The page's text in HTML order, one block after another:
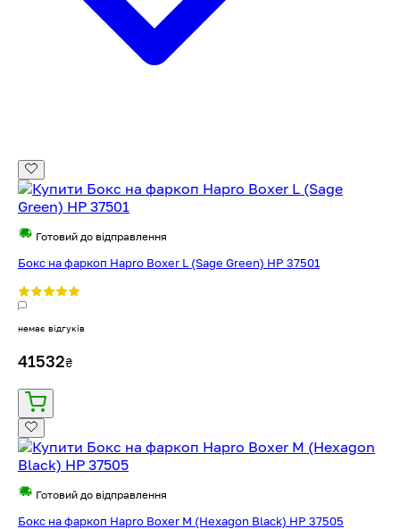
Готовий до відправлення
Бокс на фаркоп Hapro Boxer L (Sage Green) HP 37501
немає відгуків
41532₴
Готовий до відправлення
Бокс на фаркоп Hapro Boxer М (Hexagon Black) HP 37505